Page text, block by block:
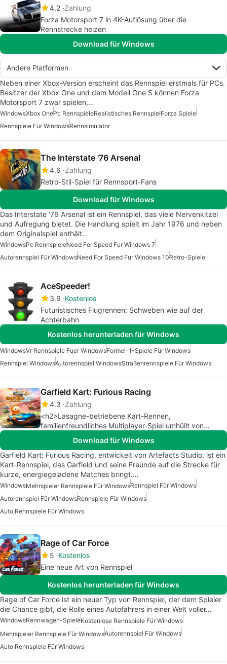
4.2 Zahlung
Forza Motorsport 7 in 4K-Auflösung über die
Rennstrecke heizen
Download für Windows
Andere Platformen
Neben einer Xbox-Version erscheint das Rennspiel erstmals für PCs.
Besitzer der Xbox One und dem Modell One S können Forza
Motorsport 7 zwar spielen,…
WindowsXbox OnePc RennspieleRealistisches RennspielForza Spiele
Rennspiele Für WindowsRennsimulator
The Interstate '76 Arsenal
4.6 Zahlung
Retro-Stil-Spiel für Rennsport-Fans
Download für Windows
Das Interstate '76 Arsenal ist ein Rennspiel, das viele Nervenkitzel
und Aufregung bietet. Die Handlung spielt im Jahr 1976 und neben
dem Originalspiel enthält…
WindowsPc RennspieleNeed For Speed Fur Windows 7
Autorennspiel Für WindowsNeed For Speed Fur Windows 10Retro-Spiele
AceSpeeder!
3.9 Kostenlos
Futuristisches Flugrennen: Schweben wie auf der
Achterbahn
Kostenlos herunterladen für Windows
WindowsVr Rennspiele Fuer WindowsFormel-1-Spiele Für Windows
Rennspiel WindowsAutorennspiel WindowsStraßenrennspiele Für Windows
Garfield Kart: Furious Racing
4.3 Zahlung
<h2>Lasagne-betriebene Kart-Rennen,
familienfreundliches Multiplayer-Spiel umhüllt von
Download für Windows
Garfield Kart: Furious Racing, entwickelt von Artefacts Studio, ist ein
Kart-Rennspiel, das Garfield und seine Freunde auf die Strecke für
kurze, energiegeladene Matches bringt.…
WindowsMehrspieler Rennspiele Für WindowsRennspiel Für Windows
Autorennspiel Für WindowsRennspiele Für Windows
Auto Rennspiele Für Windows
Rage of Car Force
5 Kostenlos
Eine neue Art von Rennspiel
Kostenlos herunterladen für Windows
Rage of Car Force ist ein neuer Typ von Rennspiel, der dem Spieler
die Chance gibt, die Rolle eines Autofahrers in einer Welt voller…
WindowsRennwagen-SpieleKostenlose Rennspiele Für Windows
Mehrspieler Rennspiele Für WindowsAutorennspiel Für Windows
Auto Rennspiele Für Windows